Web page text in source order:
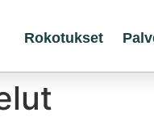
Rokotukset